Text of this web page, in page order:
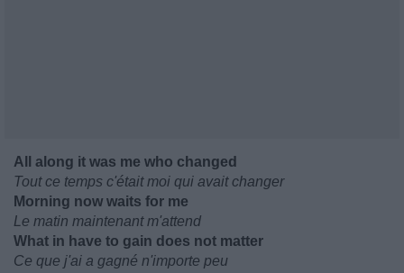
All along it was me who changed
Tout ce temps c'était moi qui avait changer
Morning now waits for me
Le matin maintenant m'attend
What in have to gain does not matter
Ce que j'ai a gagné n'importe peu